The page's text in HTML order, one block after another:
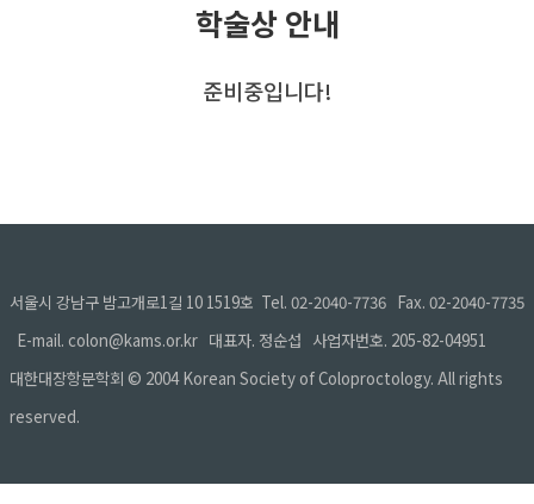
학술상 안내
준비중입니다!
서울시 강남구 밤고개로1길 10 1519호 Tel. 02-2040-7736 Fax. 02-2040-7735
E-mail. colon@kams.or.kr 대표자. 정순섭 사업자번호. 205-82-04951
대한대장항문학회 © 2004 Korean Society of Coloproctology. All rights
reserved.